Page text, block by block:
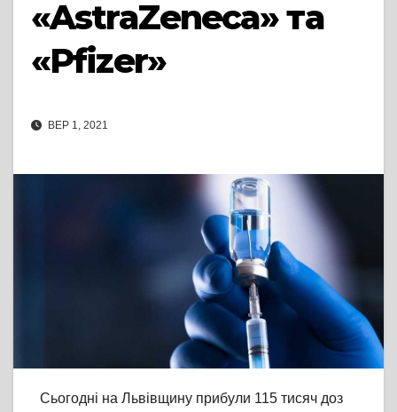
«AstraZeneca» та
«Pfizer»
ВЕР 1, 2021
Сьогодні на Львівщину прибули 115 тисяч доз